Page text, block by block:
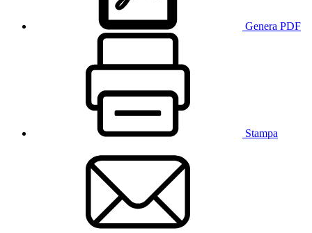
Genera PDF
Stampa